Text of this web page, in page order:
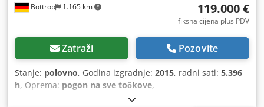
Bottrop 1.165 km 119.000 €
fiksna cijena plus PDV
Zatraži Pozovite
Stanje: polovno, Godina izgradnje: 2015, radni sati: 5.396
h, Oprema: pogon na sve točkove,